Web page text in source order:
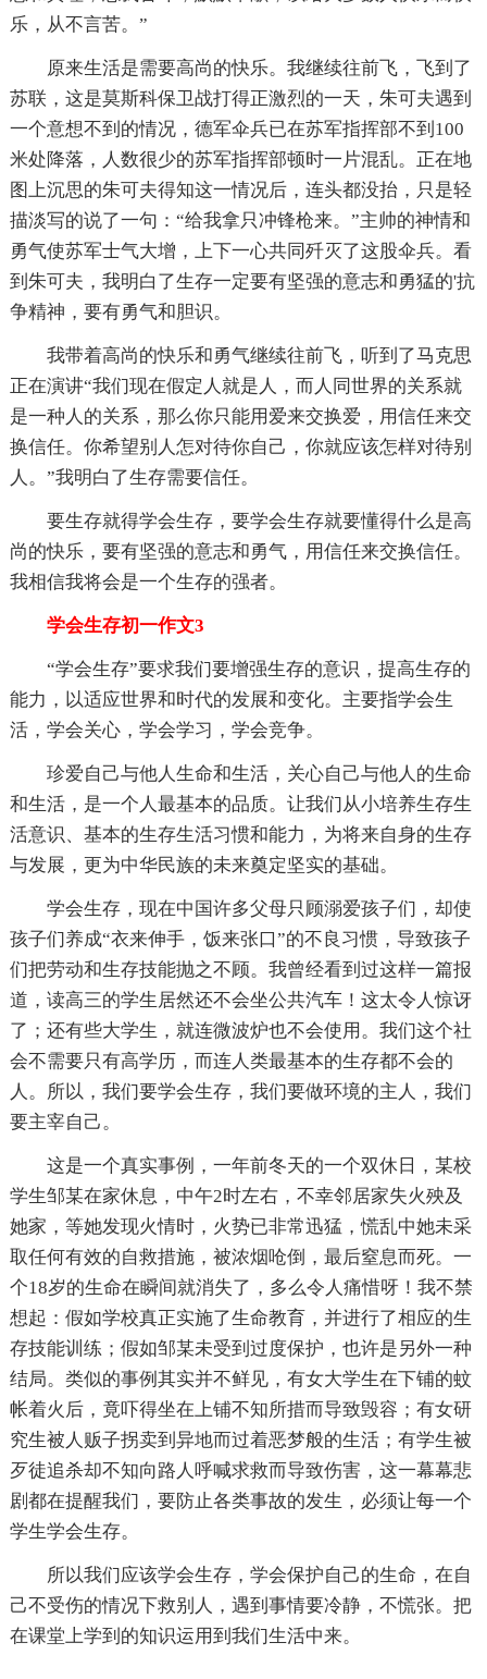
乐，从不言苦。”
原来生活是需要高尚的快乐。我继续往前飞，飞到了
苏联，这是莫斯科保卫战打得正激烈的一天，朱可夫遇到
一个意想不到的情况，德军伞兵已在苏军指挥部不到100
米处降落，人数很少的苏军指挥部顿时一片混乱。正在地
图上沉思的朱可夫得知这一情况后，连头都没抬，只是轻
描淡写的说了一句：“给我拿只冲锋枪来。”主帅的神情和
勇气使苏军士气大增，上下一心共同歼灭了这股伞兵。看
到朱可夫，我明白了生存一定要有坚强的意志和勇猛的'抗
争精神，要有勇气和胆识。
我带着高尚的快乐和勇气继续往前飞，听到了马克思
正在演讲“我们现在假定人就是人，而人同世界的关系就
是一种人的关系，那么你只能用爱来交换爱，用信任来交
换信任。你希望别人怎对待你自己，你就应该怎样对待别
人。”我明白了生存需要信任。
要生存就得学会生存，要学会生存就要懂得什么是高
尚的快乐，要有坚强的意志和勇气，用信任来交换信任。
我相信我将会是一个生存的强者。
学会生存初一作文3
“学会生存”要求我们要增强生存的意识，提高生存的
能力，以适应世界和时代的发展和变化。主要指学会生
活，学会关心，学会学习，学会竞争。
珍爱自己与他人生命和生活，关心自己与他人的生命
和生活，是一个人最基本的品质。让我们从小培养生存生
活意识、基本的生存生活习惯和能力，为将来自身的生存
与发展，更为中华民族的未来奠定坚实的基础。
学会生存，现在中国许多父母只顾溺爱孩子们，却使
孩子们养成“衣来伸手，饭来张口”的不良习惯，导致孩子
们把劳动和生存技能抛之不顾。我曾经看到过这样一篇报
道，读高三的学生居然还不会坐公共汽车！这太令人惊讶
了；还有些大学生，就连微波炉也不会使用。我们这个社
会不需要只有高学历，而连人类最基本的生存都不会的
人。所以，我们要学会生存，我们要做环境的主人，我们
要主宰自己。
这是一个真实事例，一年前冬天的一个双休日，某校
学生邹某在家休息，中午2时左右，不幸邻居家失火殃及
她家，等她发现火情时，火势已非常迅猛，慌乱中她未采
取任何有效的自救措施，被浓烟呛倒，最后窒息而死。一
个18岁的生命在瞬间就消失了，多么令人痛惜呀！我不禁
想起：假如学校真正实施了生命教育，并进行了相应的生
存技能训练；假如邹某未受到过度保护，也许是另外一种
结局。类似的事例其实并不鲜见，有女大学生在下铺的蚊
帐着火后，竟吓得坐在上铺不知所措而导致毁容；有女研
究生被人贩子拐卖到异地而过着恶梦般的生活；有学生被
歹徒追杀却不知向路人呼喊求救而导致伤害，这一幕幕悲
剧都在提醒我们，要防止各类事故的发生，必须让每一个
学生学会生存。
所以我们应该学会生存，学会保护自己的生命，在自
己不受伤的情况下救别人，遇到事情要冷静，不慌张。把
在课堂上学到的知识运用到我们生活中来。